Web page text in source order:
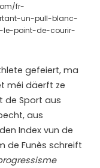
fr-
un-pull-blanc-
le-point-de-courir-
gefeiert, ma
méi däerft ze
de Sport aus
aus
Index vun de
de Funès schreift